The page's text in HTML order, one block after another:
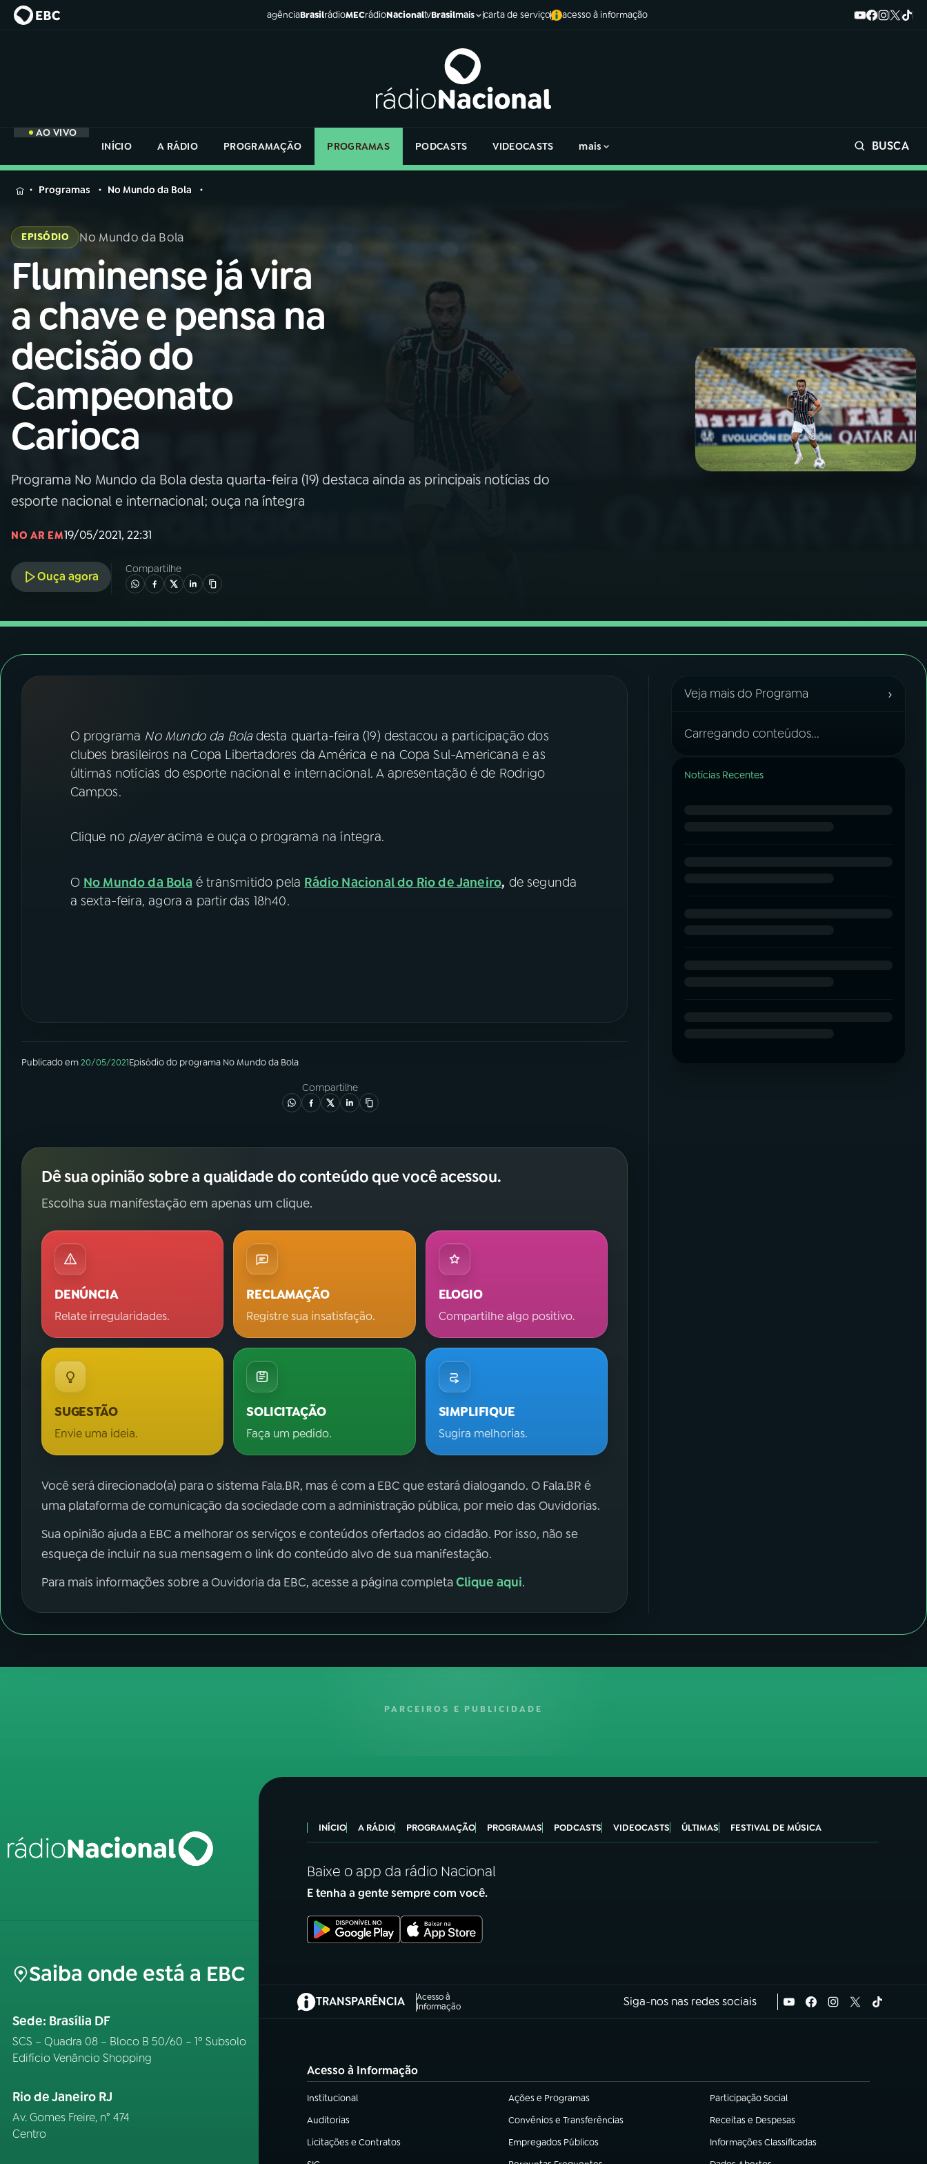
agênciaBrasilrádioMECrádioNacionaltvBrasilmais carta de serviço acesso à informação
AO VIVO
INÍCIO
A RÁDIO PROGRAMAÇÃO PROGRAMAS PODCASTS VIDEOCASTS mais BUSCA
MENU
Buscar
na
Rádio
Nacional
01 INÍCIO
02A RÁDIO
03PROGRAMAÇÃO
04PROGRAMAS
05 PODCASTS
06VIDEOCASTS
07ÚLTIMAS
YouTube Facebook
Instagram X
na
Rádio
Programas No Mundo da Bola
EPISÓDIO No Mundo da Bola
Fluminense já vira
a chave e pensa na
decisão do
Campeonato
Carioca
Programa No Mundo da Bola desta quarta-feira (19) destaca ainda as principais notícias do
esporte nacional e internacional; ouça na íntegra
NO AR EM19/05/2021, 22:31
Ouça agora
Compartilhe
O programa No Mundo da Boladesta quarta-feira (19) destacou a participação dos
clubes brasileiros na Copa Libertadores da América e na Copa Sul-Americana e as
últimas notícias do esporte nacional e internacional. A apresentação é de Rodrigo
Campos.
Clique no playeracima e ouça o programa na íntegra.
O No Mundo da Bola é transmitido pela Rádio Nacional do Rio de Janeiro, de segunda
a sexta-feira, agora a partir das 18h40.
Publicado em20/05/2021Episódiodo programa No Mundo da Bola
Compartilhe
Dê sua opinião sobre a qualidade do conteúdo que você acessou.
Escolha sua manifestação em apenas um clique.
DENÚNCIA
Relate irregularidades.
RECLAMAÇÃO
Registre sua insatisfação.
ELOGIO
Compartilhe algo positivo.
SUGESTÃO
Envie uma ideia.
SOLICITAÇÃO
Faça um pedido.
SIMPLIFIQUE
Sugira melhorias.
Você será direcionado(a) para o sistema Fala.BR, mas é com a EBC que estará dialogando. O Fala.BR é
uma plataforma de comunicação da sociedade com a administração pública, por meio das Ouvidorias.
Sua opinião ajuda a EBC a melhorar os serviços e conteúdos ofertados ao cidadão. Por isso, não se
esqueça de incluir na sua mensagem o link do conteúdo alvo de sua manifestação.
Para mais informações sobre a Ouvidoria da EBC, acesse a página completaClique aqui.
Veja mais do Programa ›
Carregando conteúdos...
Notícias Recentes
PARCEIROS E PUBLICIDADE
Saiba onde está a EBC
Sede: Brasília DF
SCS – Quadra 08 – Bloco B 50/60 – 1º Subsolo
Edifício Venâncio Shopping
Rio de Janeiro RJ
Av. Gomes Freire, n° 474
Centro
INÍCIO A RÁDIO PROGRAMAÇÃO PROGRAMAS PODCASTS VIDEOCASTS ÚLTIMAS FESTIVAL DE MÚSICA
Baixe o app da rádio Nacional
E tenha a gente sempre com você.
TRANSPARÊNCIA
Acesso à
Informação
(abre em nova aba) Siga-nos nas redes sociais
Acesso à Informação
Institucional
(abre em nova aba) Ações e Programas
(abre em nova aba) Participação Social
(abre em nova aba)
Auditorias
(abre em nova aba) Convênios e Transferências
(abre em nova aba) Receitas e Despesas
(abre em nova aba)
Licitações e Contratos
(abre em nova aba) Empregados Públicos
(abre em nova aba) Informações Classificadas
(abre em nova aba)